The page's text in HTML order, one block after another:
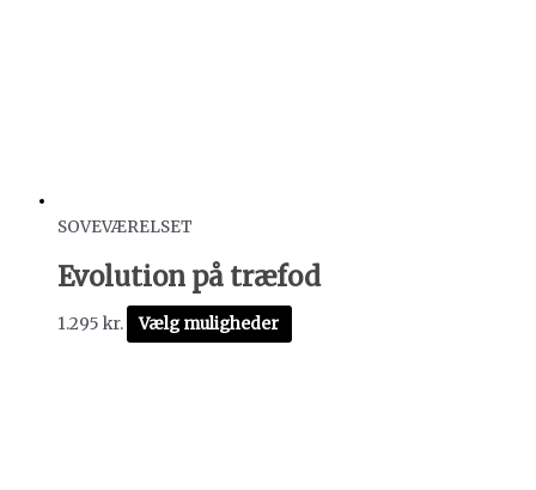
SOVEVÆRELSET
Evolution på træfod
1.295 kr. Vælg muligheder